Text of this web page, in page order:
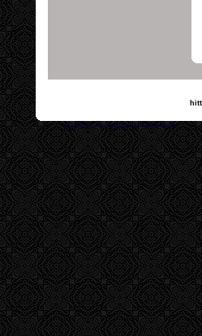
(c) 2011, nogg.se